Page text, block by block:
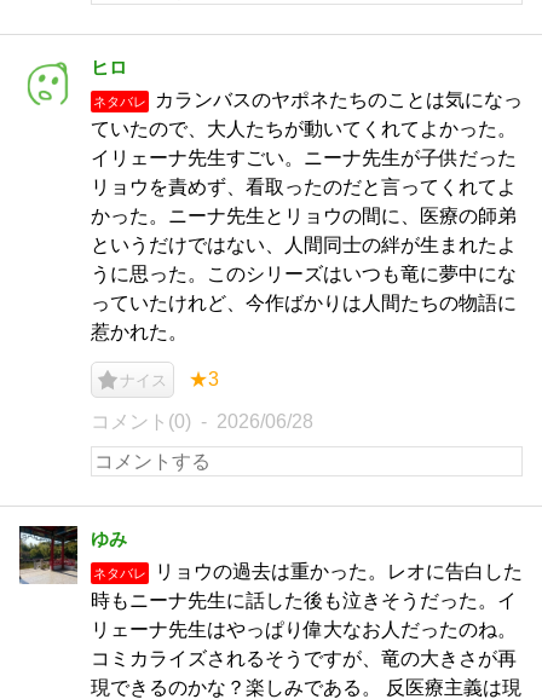
ヒロ
ネタバレ
カランバスのヤポネたちのことは気になっ
ていたので、大人たちが動いてくれてよかった。
イリェーナ先生すごい。ニーナ先生が子供だった
リョウを責めず、看取ったのだと言ってくれてよ
かった。ニーナ先生とリョウの間に、医療の師弟
というだけではない、人間同士の絆が生まれたよ
うに思った。このシリーズはいつも竜に夢中にな
っていたけれど、今作ばかりは人間たちの物語に
惹かれた。
ナイス ★3
コメント(0) 2026/06/28
ゆみ
ネタバレ
リョウの過去は重かった。レオに告白した
時もニーナ先生に話した後も泣きそうだった。イ
リェーナ先生はやっぱり偉大なお人だったのね。
コミカライズされるそうですが、竜の大きさが再
現できるのかな？楽しみである。 反医療主義は現